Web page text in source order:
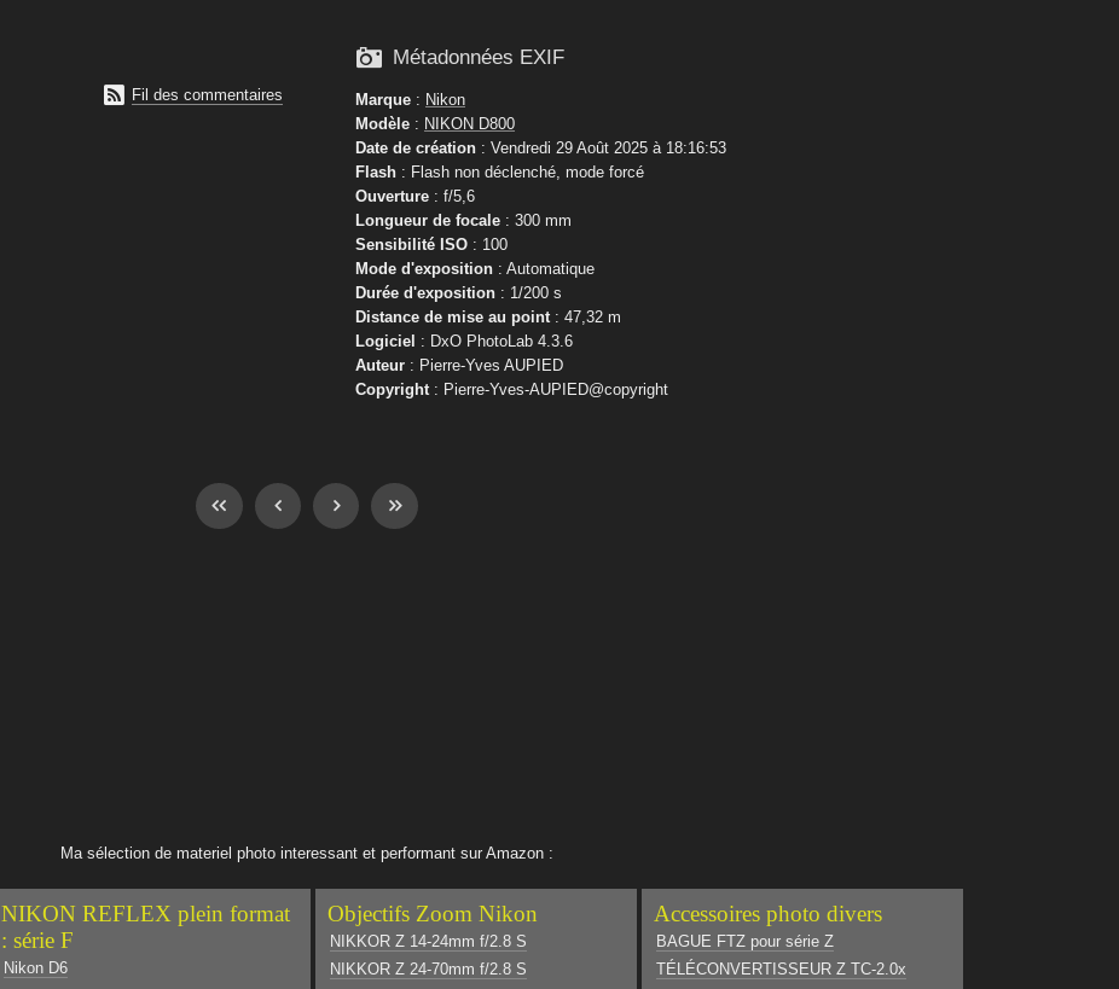
 Métadonnées EXIF
Marque : Nikon
Modèle : NIKON D800
Date de création : Vendredi 29 Août 2025 à 18:16:53
Flash : Flash non déclenché, mode forcé
Ouverture : f/5,6
Longueur de focale : 300 mm
Sensibilité ISO : 100
Mode d'exposition : Automatique
Durée d'exposition : 1/200 s
Distance de mise au point : 47,32 m
Logiciel : DxO PhotoLab 4.3.6
Auteur : Pierre-Yves AUPIED
Copyright : Pierre-Yves-AUPIED@copyright
 Fil des commentaires
Ma sélection de materiel photo interessant et performant sur Amazon :
NIKON REFLEX plein format
: série F
Nikon D6
Objectifs Zoom Nikon
NIKKOR Z 14-24mm f/2.8 S
NIKKOR Z 24-70mm f/2.8 S
Accessoires photo divers
BAGUE FTZ pour série Z
TÉLÉCONVERTISSEUR Z TC-2.0x